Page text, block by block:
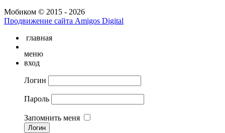
Мобиком © 2015 - 2026
Продвижение сайта Amigos Digital
главная
меню
вход
Логин
Пароль
Запомнить меня